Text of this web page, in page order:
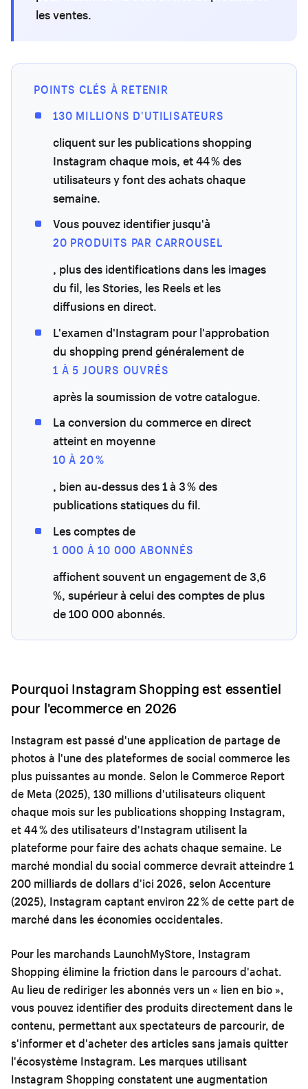
les ventes.
POINTS CLÉS À RETENIR
130 MILLIONS D'UTILISATEURS
cliquent sur les publications shopping
Instagram chaque mois, et 44 % des
utilisateurs y font des achats chaque
semaine.
Vous pouvez identifier jusqu'à
20 PRODUITS PAR CARROUSEL
, plus des identifications dans les images
du fil, les Stories, les Reels et les
diffusions en direct.
L'examen d'Instagram pour l'approbation
du shopping prend généralement de
1 À 5 JOURS OUVRÉS
après la soumission de votre catalogue.
La conversion du commerce en direct
atteint en moyenne
10 À 20 %
, bien au-dessus des 1 à 3 % des
publications statiques du fil.
Les comptes de
1 000 À 10 000 ABONNÉS
affichent souvent un engagement de 3,6
%, supérieur à celui des comptes de plus
de 100 000 abonnés.
Pourquoi Instagram Shopping est essentiel
pour l'ecommerce en 2026
Instagram est passé d'une application de partage de
photos à l'une des plateformes de social commerce les
plus puissantes au monde. Selon le Commerce Report
de Meta (2025), 130 millions d'utilisateurs cliquent
chaque mois sur les publications shopping Instagram,
et 44 % des utilisateurs d'Instagram utilisent la
plateforme pour faire des achats chaque semaine. Le
marché mondial du social commerce devrait atteindre 1
200 milliards de dollars d'ici 2026, selon Accenture
(2025), Instagram captant environ 22 % de cette part de
marché dans les économies occidentales.
Pour les marchands LaunchMyStore, Instagram
Shopping élimine la friction dans le parcours d'achat.
Au lieu de rediriger les abonnés vers un « lien en bio »,
vous pouvez identifier des produits directement dans le
contenu, permettant aux spectateurs de parcourir, de
s'informer et d'acheter des articles sans jamais quitter
l'écosystème Instagram. Les marques utilisant
Instagram Shopping constatent une augmentation